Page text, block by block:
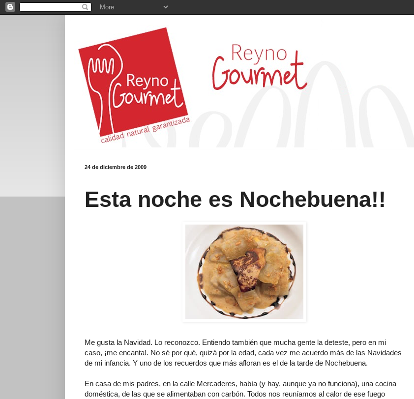
24 de diciembre de 2009
Esta noche es Nochebuena!!
Me gusta la Navidad. Lo reconozco. Entiendo también que mucha gente la deteste, pero en mi
caso, ¡me encanta!. No sé por qué, quizá por la edad, cada vez me acuerdo más de las Navidades
de mi infancia. Y uno de los recuerdos que más afloran es el de la tarde de Nochebuena.
En casa de mis padres, en la calle Mercaderes, había (y hay, aunque ya no funciona), una cocina
doméstica, de las que se alimentaban con carbón. Todos nos reuníamos al calor de ese fuego